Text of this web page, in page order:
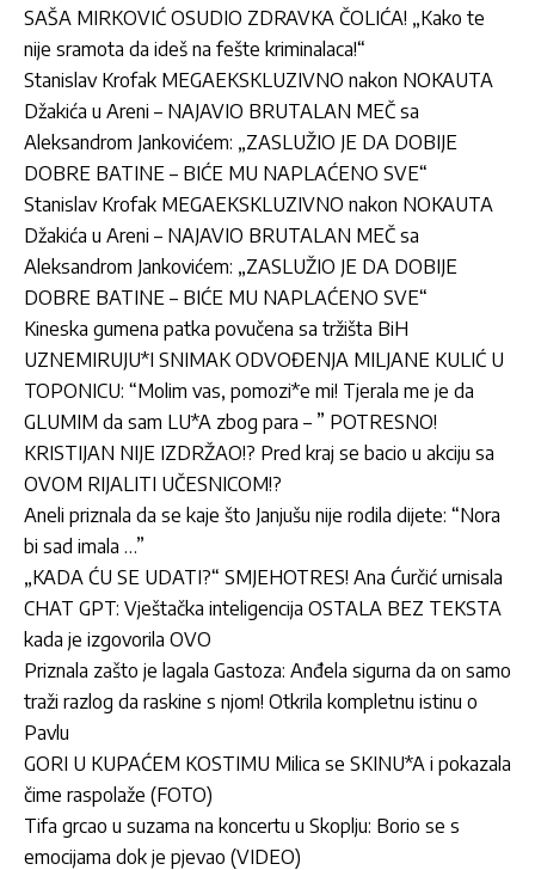
SAŠA MIRKOVIĆ OSUDIO ZDRAVKA ČOLIĆA! „Kako te
nije sramota da ideš na fešte kriminalaca!“
Stanislav Krofak MEGAEKSKLUZIVNO nakon NOKAUTA
Džakića u Areni – NAJAVIO BRUTALAN MEČ sa
Aleksandrom Jankovićem: „ZASLUŽIO JE DA DOBIJE
DOBRE BATINE – BIĆE MU NAPLAĆENO SVE“
Stanislav Krofak MEGAEKSKLUZIVNO nakon NOKAUTA
Džakića u Areni – NAJAVIO BRUTALAN MEČ sa
Aleksandrom Jankovićem: „ZASLUŽIO JE DA DOBIJE
DOBRE BATINE – BIĆE MU NAPLAĆENO SVE“
Kineska gumena patka povučena sa tržišta BiH
UZNEMIRUJU*I SNIMAK ODVOĐENJA MILJANE KULIĆ U
TOPONICU: “Molim vas, pomozi*e mi! Tjerala me je da
GLUMIM da sam LU*A zbog para – ” POTRESNO!
KRISTIJAN NIJE IZDRŽAO!? Pred kraj se bacio u akciju sa
OVOM RIJALITI UČESNICOM!?
Aneli priznala da se kaje što Janjušu nije rodila dijete: “Nora
bi sad imala …”
„KADA ĆU SE UDATI?“ SMJEHOTRES! Ana Ćurčić urnisala
CHAT GPT: Vještačka inteligencija OSTALA BEZ TEKSTA
kada je izgovorila OVO
Priznala zašto je lagala Gastoza: Anđela sigurna da on samo
traži razlog da raskine s njom! Otkrila kompletnu istinu o
Pavlu
GORI U KUPAĆEM KOSTIMU Milica se SKINU*A i pokazala
čime raspolaže (FOTO)
Tifa grcao u suzama na koncertu u Skoplju: Borio se s
emocijama dok je pjevao (VIDEO)